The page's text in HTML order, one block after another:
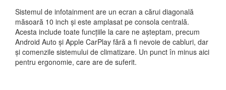
Sistemul de infotainment are un ecran a cărui diagonală
măsoară 10 inch și este amplasat pe consola centrală.
Acesta include toate funcțiile la care ne așteptam, precum
Android Auto și Apple CarPlay fără a fi nevoie de cabluri, dar
și comenzile sistemului de climatizare. Un punct în minus aici
pentru ergonomie, care are de suferit.